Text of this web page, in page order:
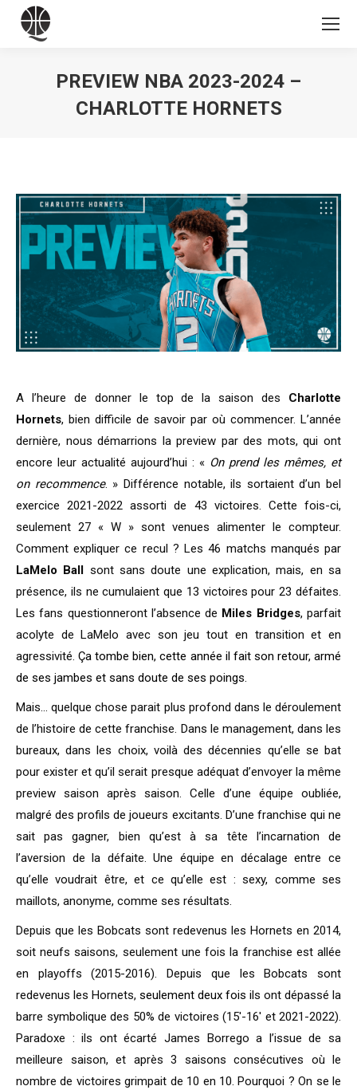
PREVIEW NBA 2023-2024 –
CHARLOTTE HORNETS
A l’heure de donner le top de la saison des Charlotte
Hornets, bien difficile de savoir par où commencer. L’année
dernière, nous démarrions la preview par des mots, qui ont
encore leur actualité aujourd’hui : « On prend les mêmes, et
on recommence. » Différence notable, ils sortaient d’un bel
exercice 2021-2022 assorti de 43 victoires. Cette fois-ci,
seulement 27 « W » sont venues alimenter le compteur.
Comment expliquer ce recul ? Les 46 matchs manqués par
LaMelo Ball sont sans doute une explication, mais, en sa
présence, ils ne cumulaient que 13 victoires pour 23 défaites.
Les fans questionneront l’absence de Miles Bridges, parfait
acolyte de LaMelo avec son jeu tout en transition et en
agressivité.Ça tombe bien, cette année il fait son retour, armé
de ses jambes et sans doute de ses poings.
Mais… quelque chose parait plus profond dans le déroulement
de l’histoire de cette franchise. Dans le management, dans les
bureaux, dans les choix, voilà des décennies qu’elle se bat
pour exister et qu’il serait presque adéquat d’envoyer la même
preview saison après saison. Celle d’une équipe oubliée,
malgré des profils de joueurs excitants. D’une franchise qui ne
sait pas gagner, bien qu’est à sa tête l’incarnation de
l’aversion de la défaite. Une équipe en décalage entre ce
qu’elle voudrait être, et ce qu’elle est : sexy, comme ses
maillots, anonyme, comme ses résultats.
Depuis que les Bobcats sont redevenus les Hornets en 2014,
soit neufs saisons, seulement une fois la franchise est allée
en playoffs (2015-2016). Depuis que les Bobcats sont
redevenus les Hornets, seulement deux fois ils ont dépassé la
barre symbolique des 50% de victoires (15′-16′ et 2021-2022).
Paradoxe : ils ont écarté James Borrego a l’issue de sa
meilleure saison, et après 3 saisons consécutives où le
nombre de victoires grimpait de 10 en 10. Pourquoi ? On se le